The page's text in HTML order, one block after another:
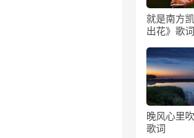
就是南方
出花》歌词
晚风心里
歌词